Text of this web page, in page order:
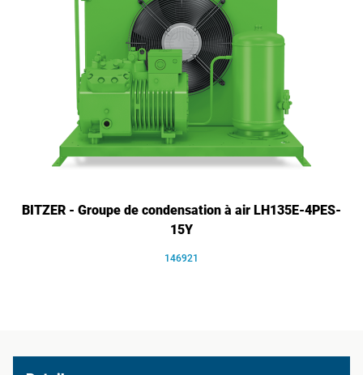
BITZER - Groupe de condensation à air LH135E-4PES-
15Y
146921